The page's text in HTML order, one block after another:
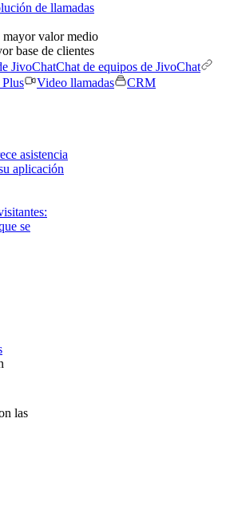
de llamadas
mayor valor medio
base de clientes
JivoChatChat de equipos de JivoChat
Video llamadas
CRM
asistencia
aplicación
se
las